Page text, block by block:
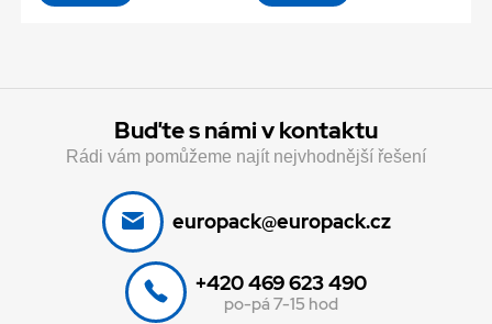
Buďte s námi v kontaktu
Rádi vám pomůžeme najít nejvhodnější řešení
europack@europack.cz
+420 469 623 490
po-pá 7-15 hod